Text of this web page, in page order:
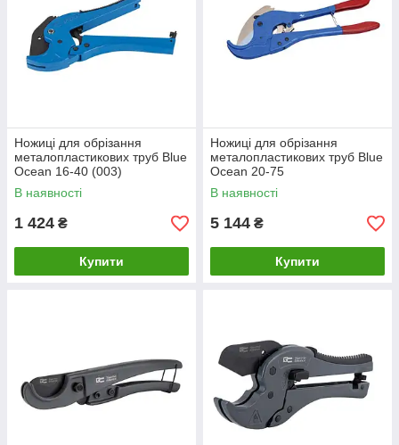
Ножиці для обрізання
металопластикових труб Blue
Ocean 16-40 (003)
В наявності
1 424 ₴
Купити
Ножиці для обрізання
металопластикових труб Blue
Ocean 20-75
В наявності
5 144 ₴
Купити